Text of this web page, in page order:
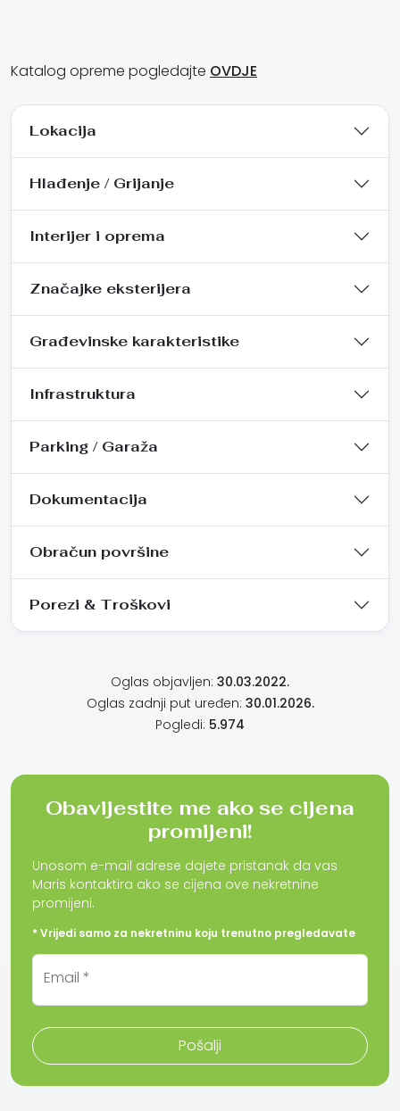
Katalog opreme pogledajte OVDJE
Lokacija
Hlađenje / Grijanje
Interijer i oprema
Značajke eksterijera
Građevinske karakteristike
Infrastruktura
Parking / Garaža
Dokumentacija
Obračun površine
Porezi & Troškovi
Oglas objavljen: 30.03.2022.
Oglas zadnji put uređen: 30.01.2026.
Pogledi: 5.974
Obavijestite me ako se cijena
promijeni!
Unosom e-mail adrese dajete pristanak da vas
Maris kontaktira ako se cijena ove nekretnine
promijeni.
* Vrijedi samo za nekretninu koju trenutno pregledavate
Email *
Pošalji